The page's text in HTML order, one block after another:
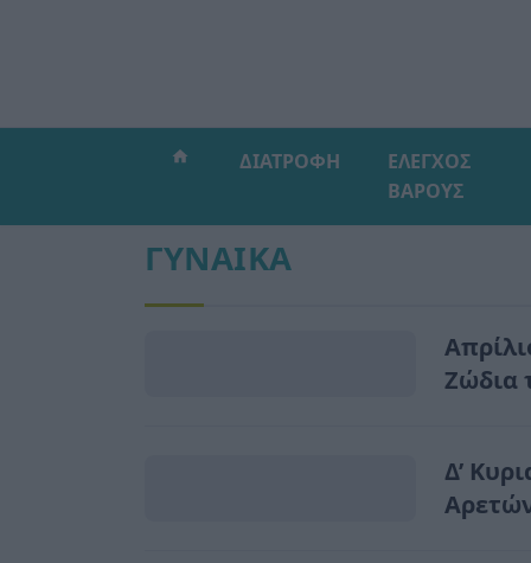
ΔΙΑΤΡΟΦΗ
ΕΛΕΓΧΟΣ
ΒΑΡΟΥΣ
ΓΥΝΑΙΚΑ
Ζώδια
Δ’